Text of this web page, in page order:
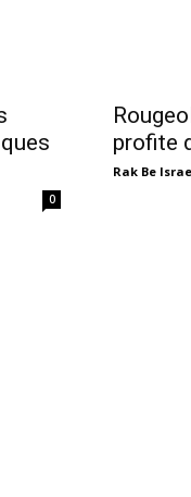
0
profite
Rak Be